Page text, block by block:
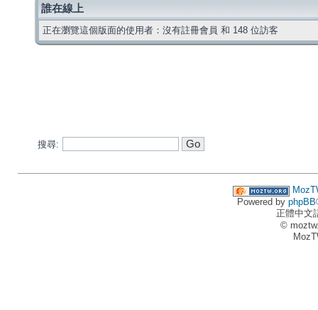
誰在線上
正在瀏覽這個版面的使用者：沒有註冊會員 和 148 位訪客
搜尋:
Powered by phpBB
正體中文
©